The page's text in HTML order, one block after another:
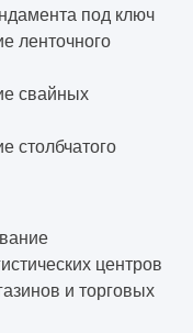
под ключ
ленточного
свайных
столбчатого
центров
и торговых